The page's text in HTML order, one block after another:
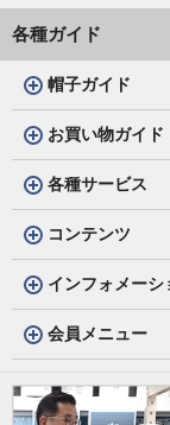
各種ガイド
帽子ガイド
お買い物ガイド
各種サービス
コンテンツ
インフォメーシ
会員メニュー